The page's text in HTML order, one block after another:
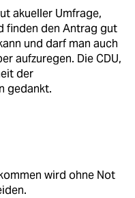
akueller Umfrage,
finden den Antrag gut
und darf man auch
aufzuregen. Die CDU,
der
gedankt.
wird ohne Not